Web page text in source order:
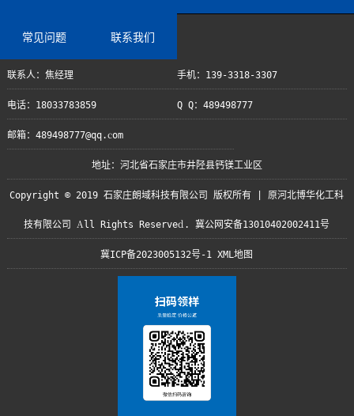
常见问题 联系我们
联系人：焦经理 手机：139-3318-3307
电话：18033783859 Q Q：489498777
邮箱：489498777@qq.com
地址：河北省石家庄市井陉县钙镁工业区
Copyright © 2019 石家庄朗域科技有限公司 版权所有 | 原河北博华化工科
技有限公司 All Rights Reserved. 冀公网安备13010402002411号
冀ICP备2023005132号-1 XML地图